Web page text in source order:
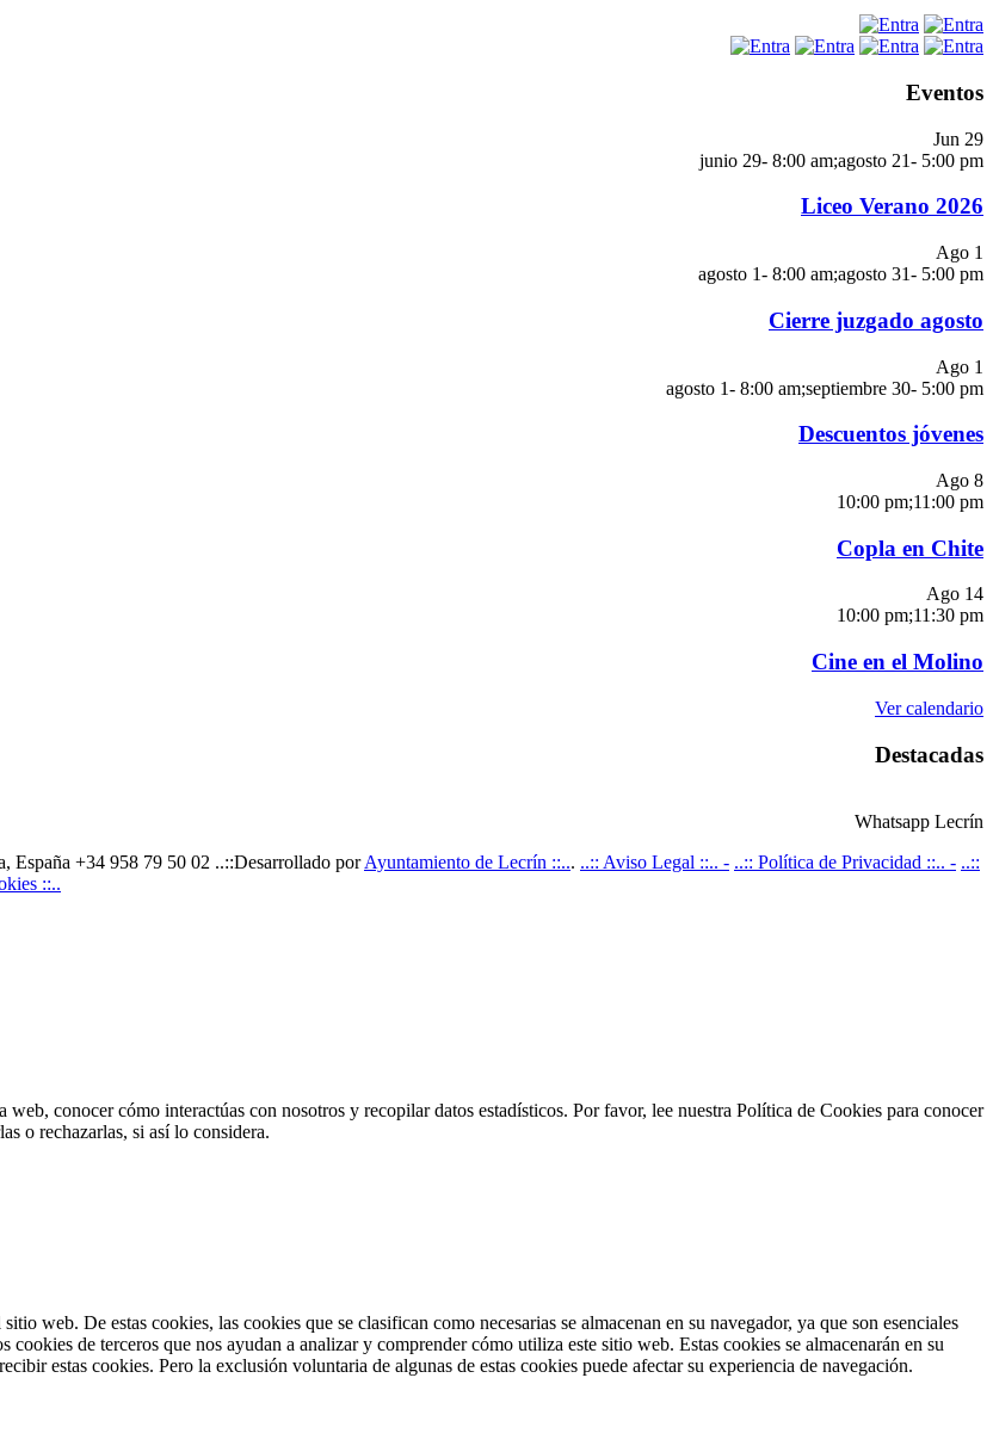
Eventos
Jun 29
junio 29- 8:00 am;agosto 21- 5:00 pm
Liceo Verano 2026
Ago 1
agosto 1- 8:00 am;agosto 31- 5:00 pm
Cierre juzgado agosto
Ago 1
agosto 1- 8:00 am;septiembre 30- 5:00 pm
Descuentos jóvenes
Ago 8
10:00 pm;11:00 pm
Copla en Chite
Ago 14
10:00 pm;11:30 pm
Cine en el Molino
Ver calendario
Destacadas
Whatsapp Lecrín
España +34 958 79 50 02 ..::Desarrollado porAyuntamiento de Lecrín ::... ..:: Aviso Legal ::.. - ..:: Política de Privacidad ::.. - ..::
::..
conocer cómo interactúas con nosotros y recopilar datos estadísticos. Por favor, lee nuestra Política de Cookies para conocer
o rechazarlas, si así lo considera.
web. De estas cookies, las cookies que se clasifican como necesarias se almacenan en su navegador, ya que son esenciales
de terceros que nos ayudan a analizar y comprender cómo utiliza este sitio web. Estas cookies se almacenarán en su
estas cookies. Pero la exclusión voluntaria de algunas de estas cookies puede afectar su experiencia de navegación.